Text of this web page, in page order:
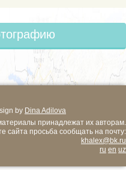
by Dina Adilova
принадлежат их авторам.
сайта просьба сообщать на почту:
khalex@bk.ru
ru en uz